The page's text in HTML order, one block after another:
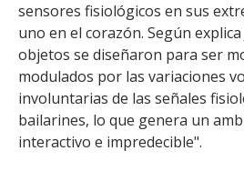
sensores fisiológicos en sus
uno en el corazón. Según
objetos se diseñaron para ser
modulados por las variaciones
involuntarias de las señales
bailarines, lo que genera un
interactivo e impredecible".